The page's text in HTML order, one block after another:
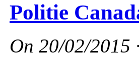
Politie
On 20/02/2015